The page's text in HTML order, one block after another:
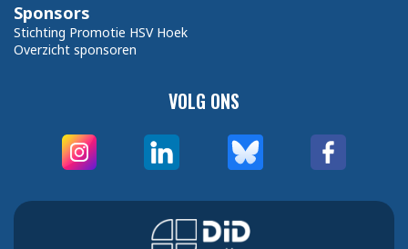
VOLG ONS
Sponsors
Stichting Promotie HSV Hoek
Overzicht sponsoren